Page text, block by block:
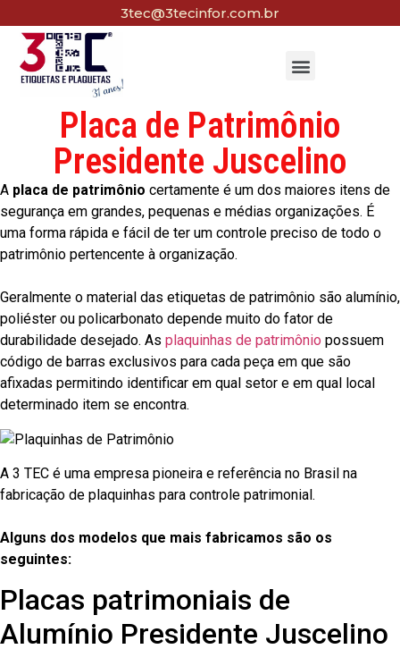
3tec@3tecinfor.com.br
Placa de Patrimônio
Presidente Juscelino
A placa de patrimônio certamente é um dos maiores itens de
segurança em grandes, pequenas e médias organizações. É
uma forma rápida e fácil de ter um controle preciso de todo o
patrimônio pertencente à organização.
Geralmente o material das etiquetas de patrimônio são alumínio,
poliéster ou policarbonato depende muito do fator de
durabilidade desejado. As plaquinhas de patrimônio possuem
código de barras exclusivos para cada peça em que são
afixadas permitindo identificar em qual setor e em qual local
determinado item se encontra.
A 3 TEC é uma empresa pioneira e referência no Brasil na
fabricação de plaquinhas para controle patrimonial.
Alguns dos modelos que mais fabricamos são os
seguintes:
Placas patrimoniais de
Alumínio Presidente Juscelino